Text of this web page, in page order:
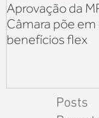
Aprovação da
Câmara põe
benefícios flex
Posts